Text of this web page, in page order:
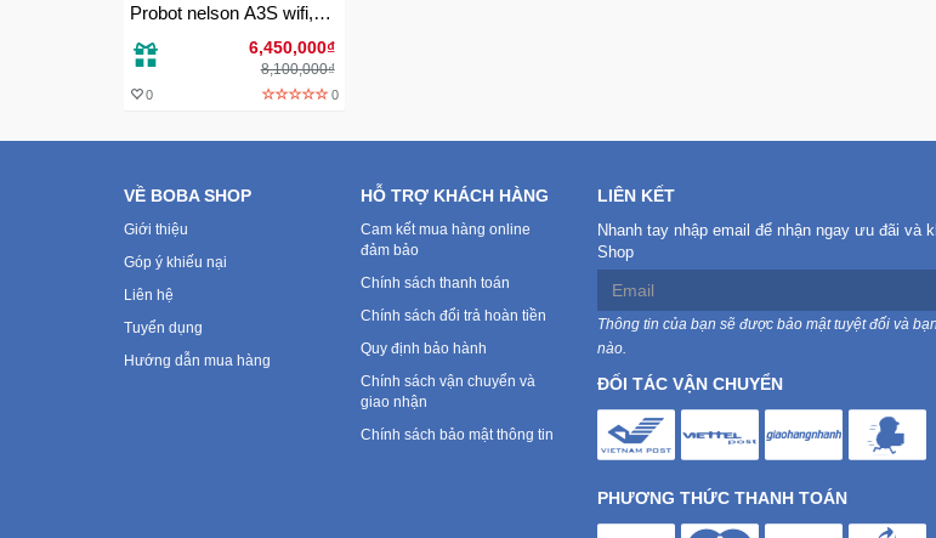
Probot nelson A3S wifi,
điều khiển qua điện thoại
6,450,000₫
8,100,000₫
0 0
VỀ BOBA SHOP
Giới thiệu
Góp ý khiếu nại
Liên hệ
Tuyển dụng
Hướng dẫn mua hàng
HỖ TRỢ KHÁCH HÀNG
Cam kết mua hàng online
đảm bảo
Chính sách thanh toán
Chính sách đổi trả hoàn tiền
Quy định bảo hành
Chính sách vận chuyển và
giao nhận
Chính sách bảo mật thông tin
LIÊN KẾT
Nhanh tay nhập email để nhận ngay ưu đãi và
Shop
Thông tin của bạn sẽ được bảo mật tuyệt đối và
nào.
ĐỐI TÁC VẬN CHUYỂN
PHƯƠNG THỨC THANH TOÁN